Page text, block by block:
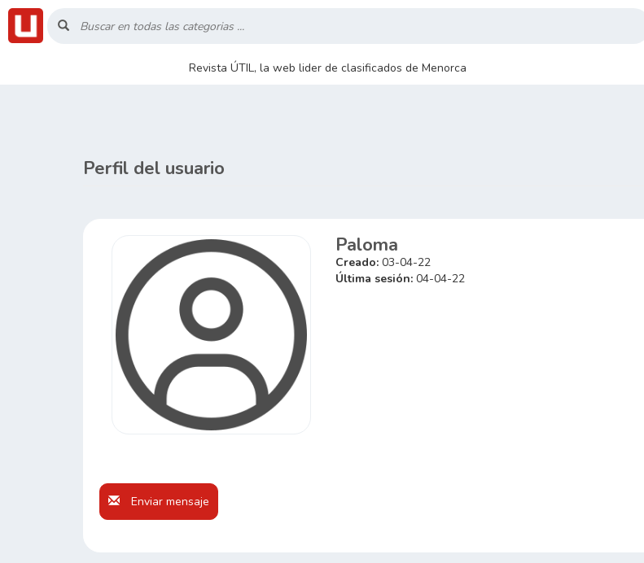
Revista ÚTIL, la web lider de clasificados de Menorca
Inicio
Perfil del usuario
Paloma
Creado: 03-04-22
Última sesión: 04-04-22
Enviar mensaje